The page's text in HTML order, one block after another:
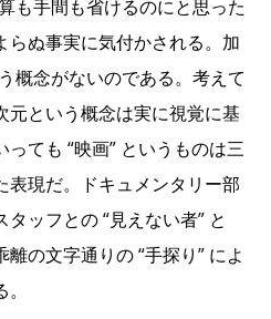
も手間も省けるのにと思った
らぬ事実に気付かされる。加
概念がないのである。考えて
元という概念は実に視覚に基
ても “映画” というものは三
表現だ。ドキュメンタリー部
ッフとの “見えない者” と
の文字通りの “手探り” によ